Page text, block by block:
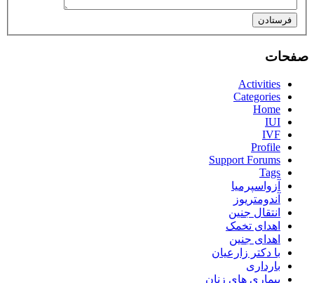
فرستادن
صفحات
Activities
Categories
Home
IUI
IVF
Profile
Support Forums
Tags
آزواسپرمیا
آندومتریوز
انتقال جنین
اهدای تخمک
اهدای جنین
با دکتر زارعیان
بارداری
بیماری های زنان